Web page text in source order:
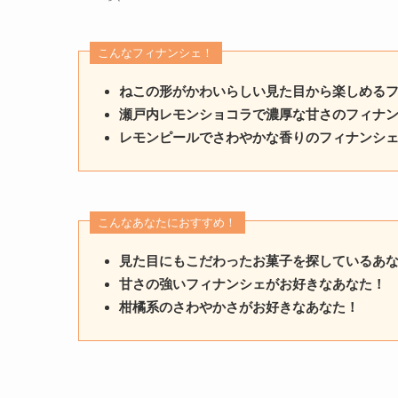
こんなフィナンシェ！
ねこの形がかわいらしい見た目から楽しめる
瀬戸内レモンショコラで濃厚な甘さのフィナン
レモンピールでさわやかな香りのフィナンシェ
こんなあなたにおすすめ！
見た目にもこだわったお菓子を探しているあな
甘さの強いフィナンシェがお好きなあなた！
柑橘系のさわやかさがお好きなあなた！